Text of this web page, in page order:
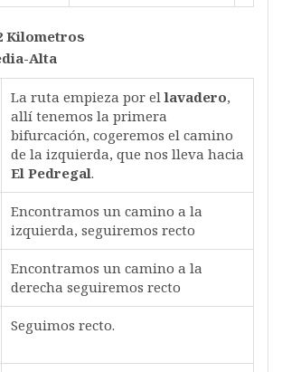
Kilometros
Alta
La ruta empieza por ellavadero,
allí tenemos la primera
bifurcación, cogeremos el camino
de la izquierda, que nos lleva hacia
El Pedregal.
Encontramos un camino a la
izquierda, seguiremos recto
Encontramos un camino a la
derecha seguiremos recto
Seguimos recto.